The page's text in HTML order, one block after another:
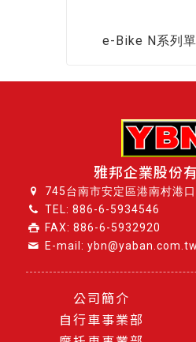
e-Bike N系列
雅邦企業股份
745台南市安定區港南村港
TEL:886-6-5934546
FAX: 886-6-5932920
E-mail: ybn@yaban.com.tw
公司簡介
自行車事業部